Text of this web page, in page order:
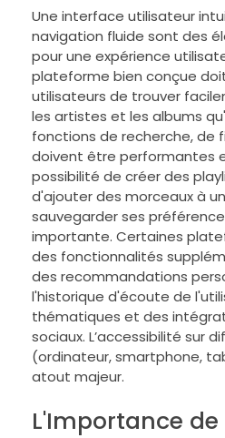
Une interface utilisateur
navigation fluide sont des
pour une expérience
plateforme bien conçue
utilisateurs de trouver
les artistes et les albums
fonctions de recherche, de
doivent être performantes
possibilité de créer des
d'ajouter des morceaux à
sauvegarder ses
importante. Certaines
des fonctionnalités
des recommandations
l'historique d'écoute de
thématiques et des
sociaux. L’accessibilité sur
(ordinateur, smartphone,
atout majeur.
L'Importance de